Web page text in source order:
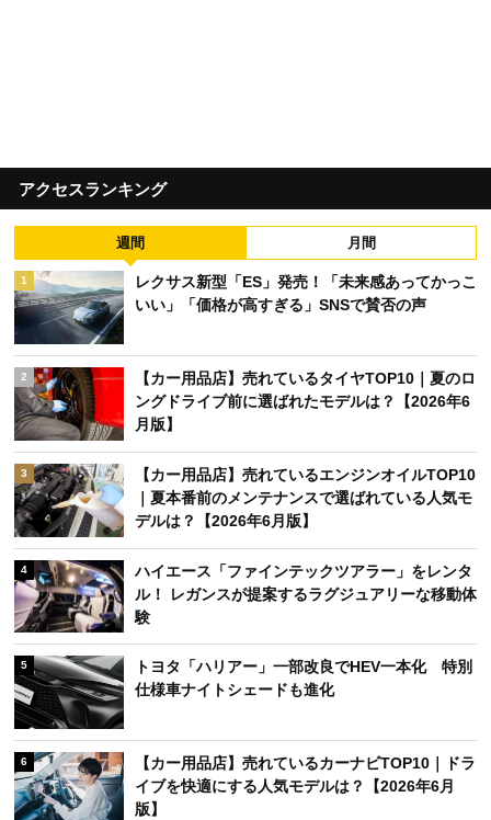
アクセスランキング
週間 月間
1
レクサス新型「ES」発売！「未来感あってかっこ
いい」「価格が高すぎる」SNSで賛否の声
2
【カー用品店】売れているタイヤTOP10｜夏のロ
ングドライブ前に選ばれたモデルは？【2026年6
月版】
3
【カー用品店】売れているエンジンオイルTOP10
｜夏本番前のメンテナンスで選ばれている人気モ
デルは？【2026年6月版】
4
ハイエース「ファインテックツアラー」をレンタ
ル！ レガンスが提案するラグジュアリーな移動体
験
5
トヨタ「ハリアー」一部改良でHEV一本化 特別
仕様車ナイトシェードも進化
6
【カー用品店】売れているカーナビTOP10｜ドラ
イブを快適にする人気モデルは？【2026年6月
版】